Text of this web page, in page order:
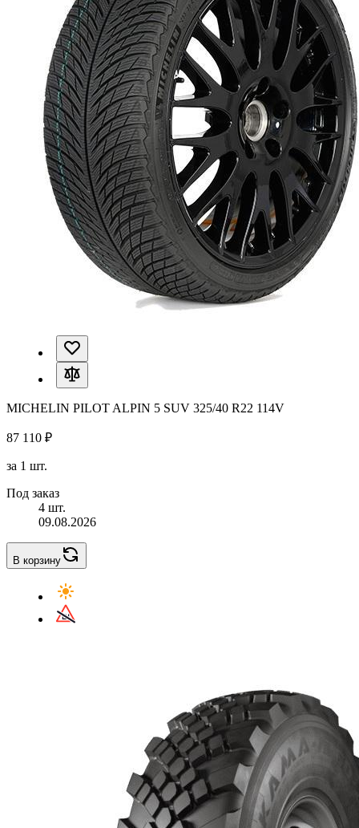
MICHELIN PILOT ALPIN 5 SUV 325/40 R22 114V
87 110 ₽
за 1 шт.
Под заказ
4 шт.
09.08.2026
В корзину